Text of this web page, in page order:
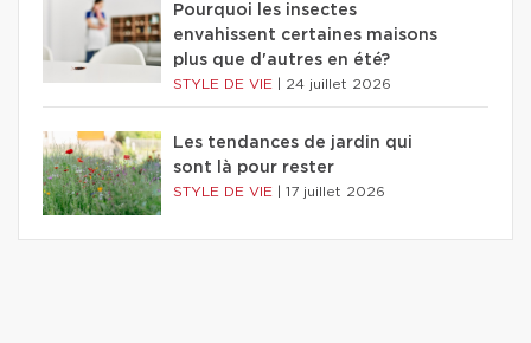
Pourquoi les insectes
envahissent certaines maisons
plus que d'autres en été?
STYLE DE VIE 24 juillet 2026
Les tendances de jardin qui
sont là pour rester
STYLE DE VIE 17 juillet 2026